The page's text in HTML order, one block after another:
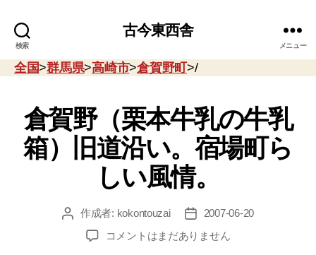
検索
古今東西舎
メニュー
全国>群馬県>高崎市>倉賀野町 >/
倉賀野（栗本牛乳の牛乳
箱）旧道沿い。宿場町ら
しい風情。
投 作成者: kokontouzai
投
稿
日
2007-06-20
倉
コメントはまだありません